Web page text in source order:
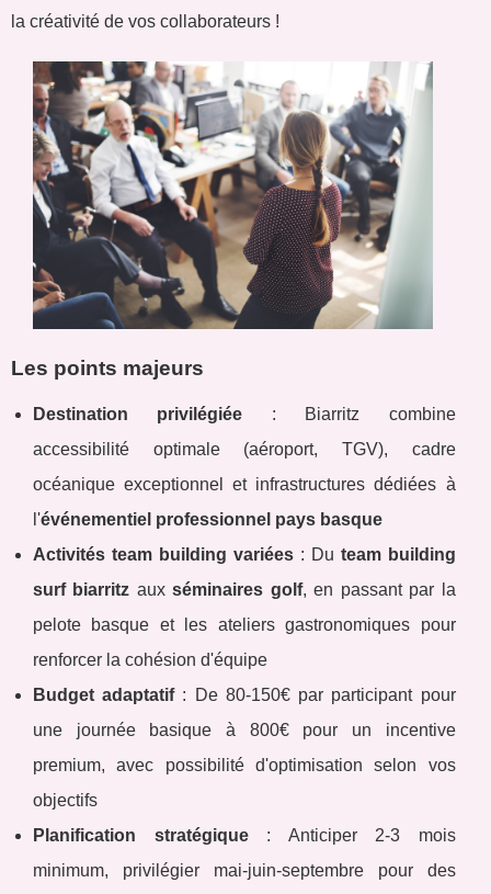
la créativité de vos collaborateurs !
Les points majeurs
Destination privilégiée : Biarritz combine
accessibilité optimale (aéroport, TGV), cadre
océanique exceptionnel et infrastructures dédiées à
l'événementiel professionnel pays basque
Activités team building variées: Du team building
surf biarritz auxséminaires golf, en passant par la
pelote basque et les ateliers gastronomiques pour
renforcer la cohésion d'équipe
Budget adaptatif: De 80-150€ par participant pour
une journée basique à 800€ pour un incentive
premium, avec possibilité d'optimisation selon vos
objectifs
Planification stratégique: Anticiper 2-3 mois
minimum, privilégier mai-juin-septembre pour des